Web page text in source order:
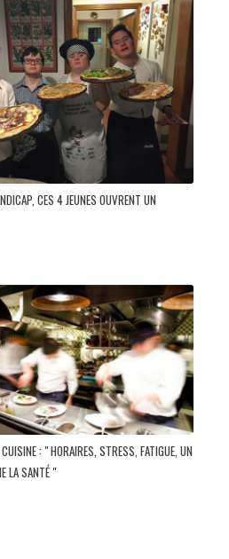
CES 4 JEUNES OUVRENT UN
: " HORAIRES, STRESS, FATIGUE, UN
LA SANTÉ "